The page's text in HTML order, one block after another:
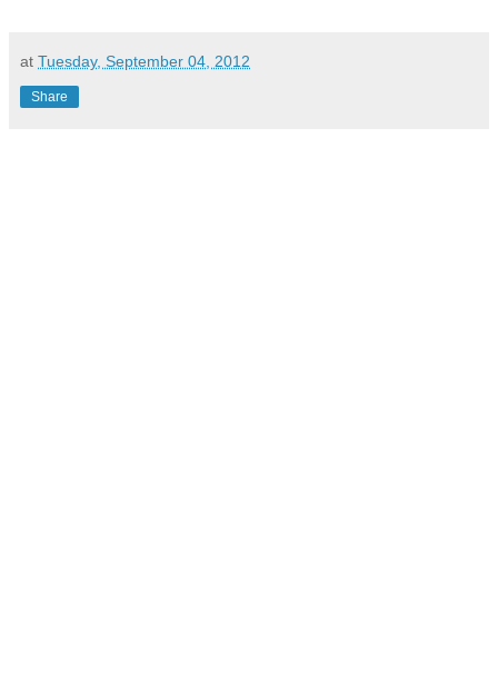
at Tuesday, September 04, 2012
Share